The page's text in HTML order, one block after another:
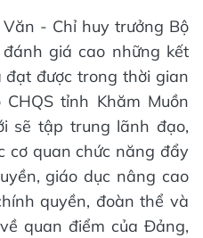
- Chỉ huy trưởng Bộ
giá cao những kết
được trong thời gian
tỉnh Khăm Muồn
sẽ tập trung lãnh đạo,
cơ quan chức năng đẩy
giáo dục nâng cao
quyền, đoàn thể và
quan điểm của Đảng,